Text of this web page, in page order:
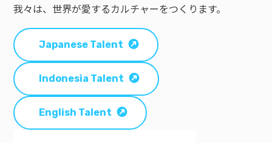
我々は、世界が愛するカルチャーをつくります。
Japanese Talent
Indonesia Talent
English Talent